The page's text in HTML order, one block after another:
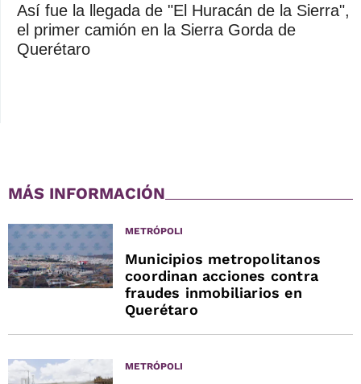
Así fue la llegada de "El Huracán de la Sierra",
el primer camión en la Sierra Gorda de
Querétaro
MÁS INFORMACIÓN
METRÓPOLI
Municipios metropolitanos
coordinan acciones contra
fraudes inmobiliarios en
Querétaro
METRÓPOLI